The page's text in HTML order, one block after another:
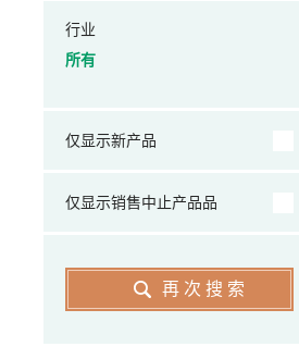
行业
所有
仅显示新产品
仅显示销售中止产品品
再次搜索